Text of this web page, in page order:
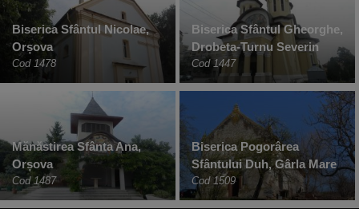
Biserica Sfântul Nicolae,
Orșova
Cod 1478
Biserica Sfântul Gheorghe,
Drobeta-Turnu Severin
Cod 1447
Mănăstirea Sfânta Ana,
Orșova
Cod 1487
Biserica Pogorârea
Sfântului Duh, Gârla Mare
Cod 1509